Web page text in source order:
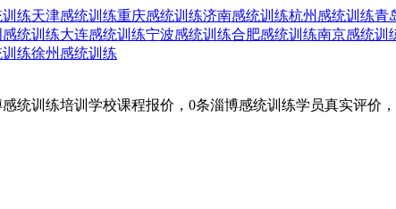
练天津感统训练重庆感统训练济南感统训练杭州感统训练青
感统训练大连感统训练宁波感统训练合肥感统训练南京感统训
练徐州感统训练
统训练培训学校课程报价，0条淄博感统训练学员真实评价